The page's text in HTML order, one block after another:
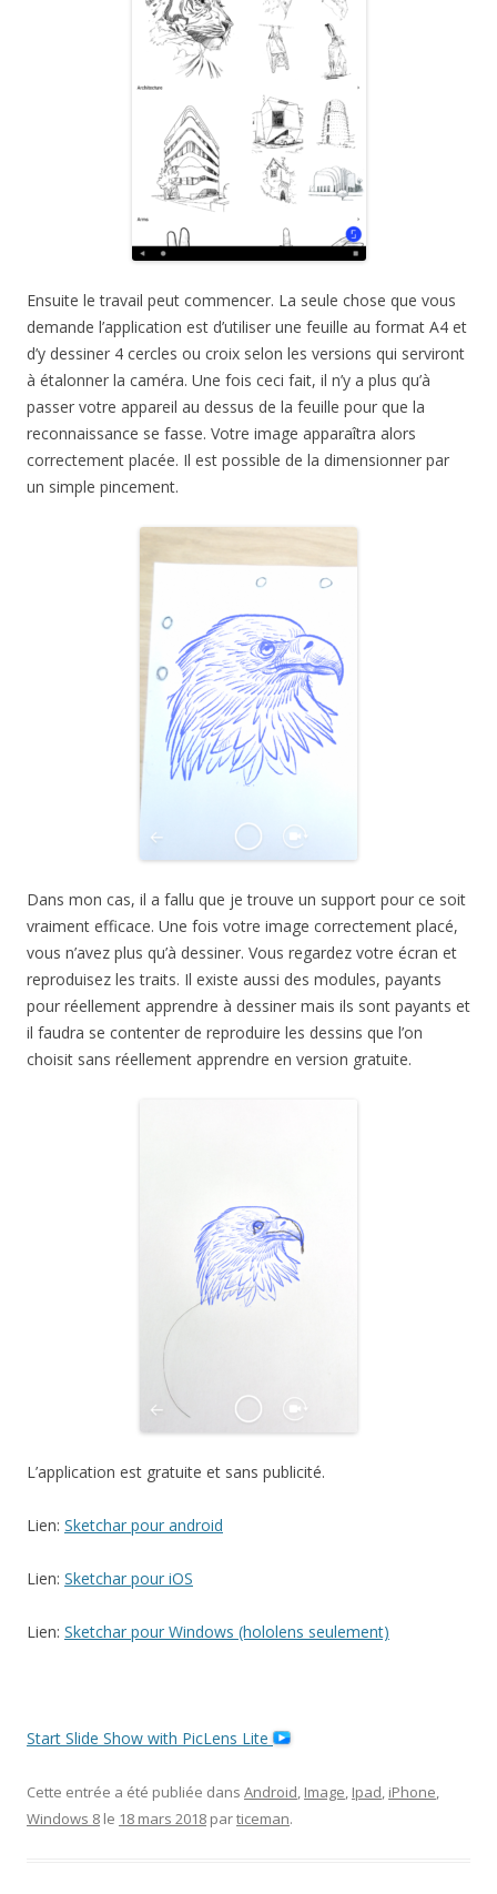
Ensuite le travail peut commencer. La seule chose que vous
demande l’application est d’utiliser une feuille au format A4 et
d’y dessiner 4 cercles ou croix selon les versions qui serviront
à étalonner la caméra. Une fois ceci fait, il n’y a plus qu’à
passer votre appareil au dessus de la feuille pour que la
reconnaissance se fasse. Votre image apparaîtra alors
correctement placée. Il est possible de la dimensionner par
un simple pincement.
Dans mon cas, il a fallu que je trouve un support pour ce soit
vraiment efficace. Une fois votre image correctement placé,
vous n’avez plus qu’à dessiner. Vous regardez votre écran et
reproduisez les traits. Il existe aussi des modules, payants
pour réellement apprendre à dessiner mais ils sont payants et
il faudra se contenter de reproduire les dessins que l’on
choisit sans réellement apprendre en version gratuite.
L’application est gratuite et sans publicité.
Lien: Sketchar pour android
Lien: Sketchar pour iOS
Lien: Sketchar pour Windows (hololens seulement)
Start Slide Show with PicLens Lite
Cette entrée a été publiée dans Android, Image, Ipad, iPhone,
Windows 8 le 18 mars 2018 particeman.